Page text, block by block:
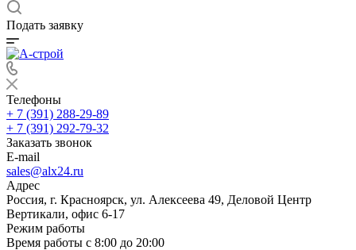
Подать заявку
Телефоны
+ 7 (391) 288-29-89
+ 7 (391) 292-79-32
Заказать звонок
E-mail
sales@alx24.ru
Адрес
Россия, г. Красноярск, ул. Алексеева 49, Деловой Центр
Вертикали, офис 6-17
Режим работы
Время работы с 8:00 до 20:00